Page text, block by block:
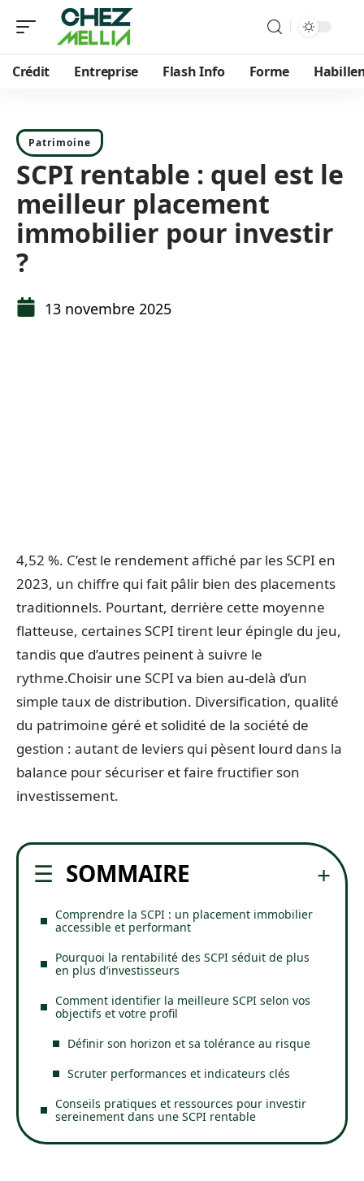
Crédit Entreprise Flash Info Forme
Patrimoine
SCPI rentable : quel est le
meilleur placement
immobilier pour investir
?
13 novembre 2025
4,52 %. C’est le rendement affiché par les SCPI en
2023, un chiffre qui fait pâlir bien des placements
traditionnels. Pourtant, derrière cette moyenne
flatteuse, certaines SCPI tirent leur épingle du jeu,
tandis que d’autres peinent à suivre le
rythme.Choisir une SCPI va bien au-delà d’un
simple taux de distribution. Diversification, qualité
du patrimoine géré et solidité de la société de
gestion : autant de leviers qui pèsent lourd dans la
balance pour sécuriser et faire fructifier son
investissement.
SOMMAIRE
Comprendre la SCPI : un placement immobilier
accessible et performant
Pourquoi la rentabilité des SCPI séduit de plus
en plus d’investisseurs
Comment identifier la meilleure SCPI selon vos
objectifs et votre profil
Définir son horizon et sa tolérance au risque
Scruter performances et indicateurs clés
Conseils pratiques et ressources pour investir
sereinement dans une SCPI rentable